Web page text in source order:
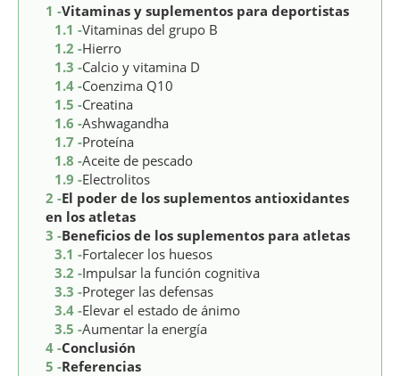
1 -Vitaminas y suplementos para deportistas
1.1 -Vitaminas del grupo B
1.2 -Hierro
1.3 -Calcio y vitamina D
1.4 -Coenzima Q10
1.5 -Creatina
1.6 -Ashwagandha
1.7 -Proteína
1.8 -Aceite de pescado
1.9 -Electrolitos
2 -El poder de los suplementos antioxidantes
en los atletas
3 -Beneficios de los suplementos para atletas
3.1 -Fortalecer los huesos
3.2 -Impulsar la función cognitiva
3.3 -Proteger las defensas
3.4 -Elevar el estado de ánimo
3.5 -Aumentar la energía
4 -Conclusión
5 -Referencias